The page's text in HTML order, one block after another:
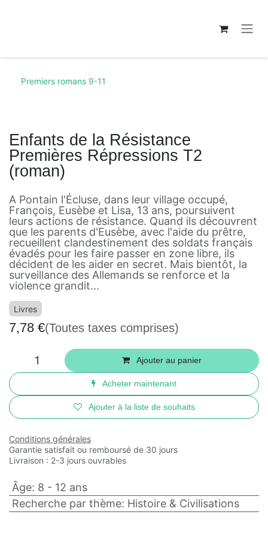
Premiers romans 9-11
Enfants de la Résistance
Premières Répressions T2
(roman)
A Pontain l'Écluse, dans leur village occupé,
François, Eusèbe et Lisa, 13 ans, poursuivent
leurs actions de résistance. Quand ils découvrent
que les parents d'Eusèbe, avec l'aide du prêtre,
recueillent clandestinement des soldats français
évadés pour les faire passer en zone libre, ils
décident de les aider en secret. Mais bientôt, la
surveillance des Allemands se renforce et la
violence grandit...
Livres
7,78 €(Toutes taxes comprises)
Ajouter au panier
Acheter maintenant
Ajouter à la liste de souhaits
Conditions générales
Garantie satisfait ou remboursé de 30 jours
Livraison : 2-3 jours ouvrables
Âge: 8 - 12 ans
Recherche par thème: Histoire & Civilisations